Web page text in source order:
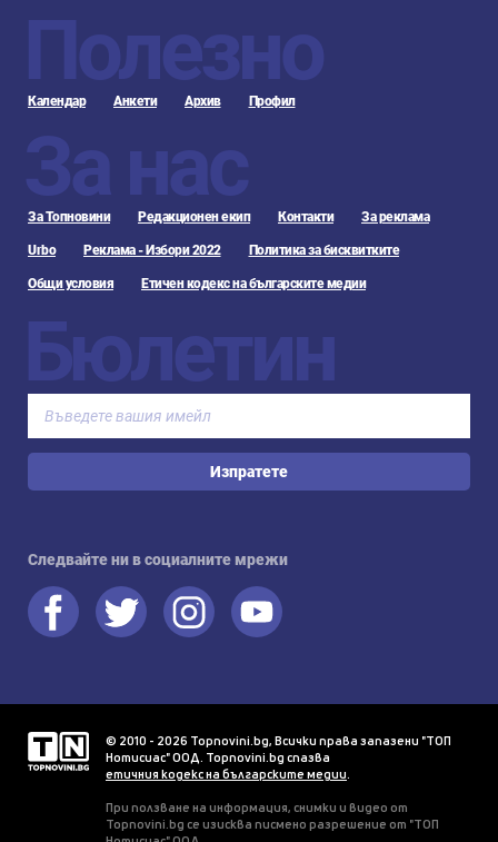
Полезно
Календар Анкети Архив Профил
За нас
За Топновини Редакционен екип Контакти За реклама
Urbo Реклама - Избори 2022 Политика за бисквитките
Общи условия Етичен кодекс на българските медии
Бюлетин
Изпратете
Следвайте ни в социалните мрежи
© 2010 - 2026 Topnovini.bg, Всички права запазени "ТОП
Нотисиас" ООД. Topnovini.bg спазва
етичния кодекс на българските медии
При ползване на информация, снимки и видео от
Topnovini.bg се изисква писмено разрешение от "ТОП